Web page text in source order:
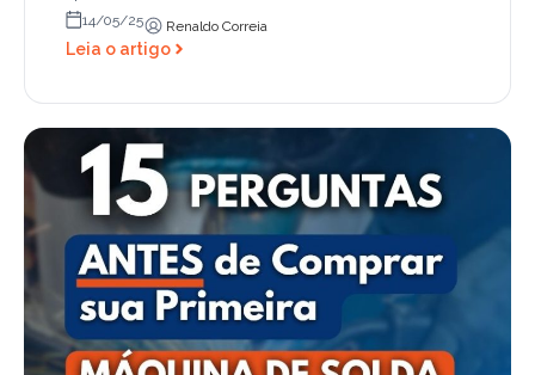
14/05/25 Renaldo Correia
Leia o artigo